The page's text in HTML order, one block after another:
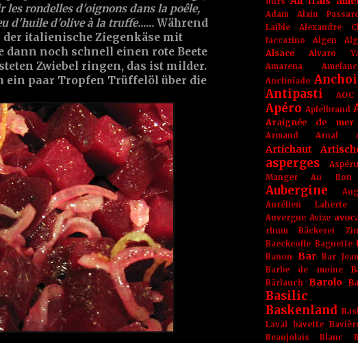
rondelles d'oignons dans la poêle,
d'huile d'olive à la truffe...... Während
italienische Ziegenkäse mit
dann noch schnell einen rote Beete
Zwiebel ringen, das ist milder.
ein paar Tropfen Trüffelöl über die
Adam
Alain
Laible
Alexandre
Iaccarino
Algen
Alsace
Alvaro
Amarena
Anchoïade
Antipasti
Apéro Apfelbrand
Araignée de mer
Armand Arnal
Artichaut
asperges
Manger
Au Bon
Aubergine
Aurélien Laherte
Auvergne Avize
rhum
Bäckerei
Baeckeoffe Baguette
Banon Bar Bar
Barbe de moine
Bärlauch Barolo
Basilic
Baskenland
Laval
bavette
Beaujolais Blanc